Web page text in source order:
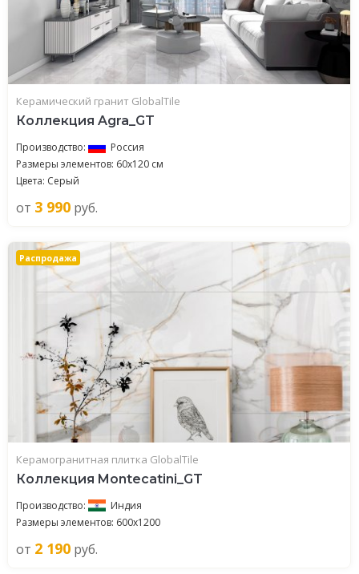
Керамический гранит GlobalTile
Коллекция Agra_GT
Производство:
Россия
Размеры элементов: 60x120 см
Цвета: Серый
от 3 990 руб.
Распродажа
Керамогранитная плитка GlobalTile
Коллекция Montecatini_GT
Производство:
Индия
Размеры элементов: 600x1200
от 2 190 руб.